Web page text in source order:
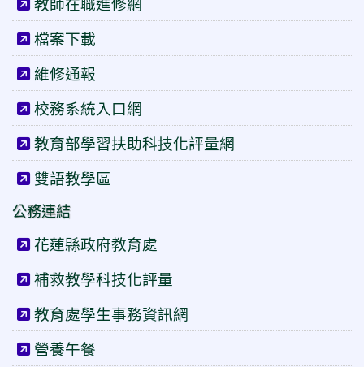
檔案下載
維修通報
校務系統入口網
教育部學習扶助科技化評量網
雙語教學區
公務連結
花蓮縣政府教育處
補救教學科技化評量
教育處學生事務資訊網
營養午餐